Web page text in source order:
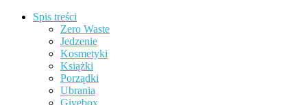
Spis treści
Zero Waste
Jedzenie
Kosmetyki
Książki
Porządki
Ubrania
Givebox